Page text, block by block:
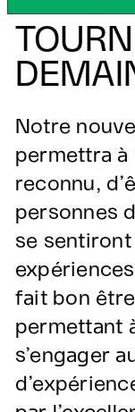
Notre
permettra à
reconnu,
personnes
se
fait bon
permettant
s’engager